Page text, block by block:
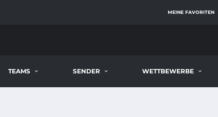
MEINE FAVORITEN
TEAMS SENDER WETTBEWERBE